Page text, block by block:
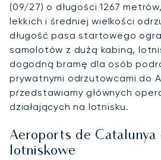
(09/27) o długości 1267
lekkich i średniej wielkości
długość pasa startowego
samolotów z dużą kabiną,
dogodną bramę dla osób
prywatnymi odrzutowcami do
przedstawiamy głównych
działających na lotnisku.
Aeroports de Catalunya
lotniskowe